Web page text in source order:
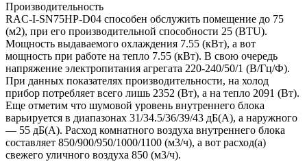
Производительность
RAC-I-SN75HP-D04 способен обслужить помещение до 75
(м2), при его производительной способности 25 (BTU).
Мощность выдаваемого охлаждения 7.55 (кВт), а вот
мощность при работе на тепло 7.55 (кВт). В свою очередь
напряжение электропитания агрегата 220-240/50/1 (В/Гц/Ф).
При данных показателях производительности, на холод
прибор потребляет всего лишь 2352 (Вт), а на тепло 2091 (Вт).
Еще отметим что шумовой уровень внутреннего блока
варьируется в диапазонах 31/34.5/36/39/43 дБ(А), а наружного
— 55 дБ(А). Расход комнатного воздуха внутреннего блока
составляет 850/900/950/1000/1100 (м3/ч), а вот расход(а)
свежего уличного воздуха 850 (м3/ч).